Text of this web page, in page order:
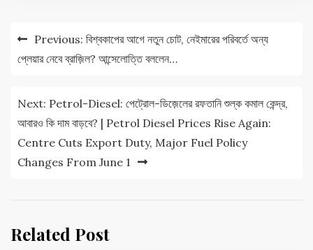
Post
navigation
Previous: বিশ্বকাপের আগে নতুন চোট, নেইমারের পরিবর্তে অন্য
প্লেয়ার নেবে ব্রাজ়িল? আন্সেলোত্তি বললেন…
Next: Petrol-Diesel: পেট্রোল-ডিজ়েলের রফতানি শুল্ক কমাল কেন্দ্র,
আবারও কি দাম বাড়বে? | Petrol Diesel Prices Rise Again:
Centre Cuts Export Duty, Major Fuel Policy
Changes From June 1
Related Post